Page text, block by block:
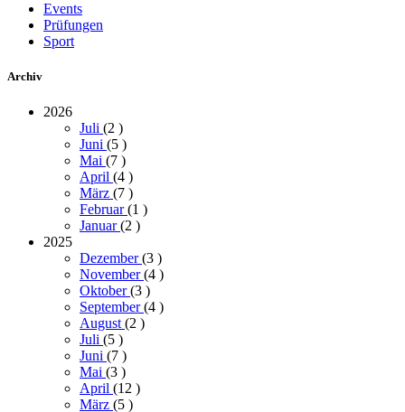
Events
Prüfungen
Sport
Archiv
2026
Juli (2 )
Juni (5 )
Mai (7 )
April (4 )
März (7 )
Februar(1 )
Januar(2 )
2025
Dezember(3 )
November(4 )
Oktober(3 )
September(4 )
August (2 )
Juli (5 )
Juni (7 )
Mai (3 )
April (12 )
März (5 )